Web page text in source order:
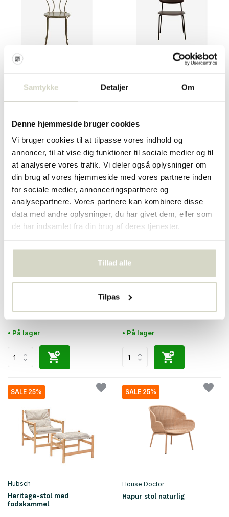
Samtykke Detaljer Om
Denne hjemmeside bruger cookies
Vi bruger cookies til at tilpasse vores indhold og
annoncer, til at vise dig funktioner til sociale medier og til
at analysere vores trafik. Vi deler også oplysninger om
din brug af vores hjemmeside med vores partnere inden
for sociale medier, annonceringspartnere og
analysepartnere. Vores partnere kan kombinere disse
data med andre oplysninger, du har givet dem, eller som
de har indsamlet fra din brug af deres tjenester.
Tillad alle
Tilpas
€265,00 €198,75
• På lager • På lager
Nordal
€198,75
• På lager
Nordal
€554,25
• På lager
SALE 25%
Hubsch
Heritage-stol med
fodskammel
SALE 25%
House Doctor
Hapur stol naturlig